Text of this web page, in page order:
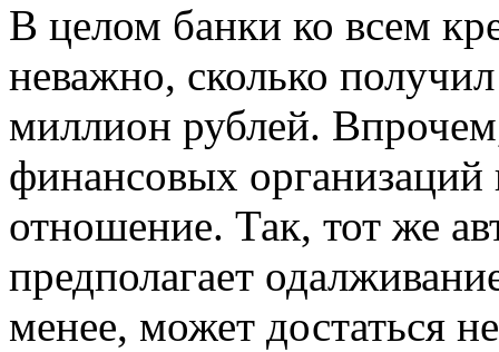
В целом банки ко всем
неважно, сколько
миллион рублей.
финансовых организаций
отношение. Так, тот же
предполагает
менее, может достаться